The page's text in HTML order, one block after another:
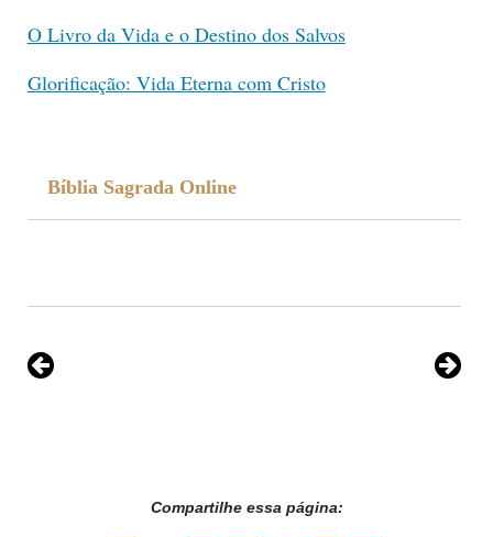
O Livro da Vida e o Destino dos Salvos
Glorificação: Vida Eterna com Cristo
Bíblia Sagrada Online
Compartilhe essa página: